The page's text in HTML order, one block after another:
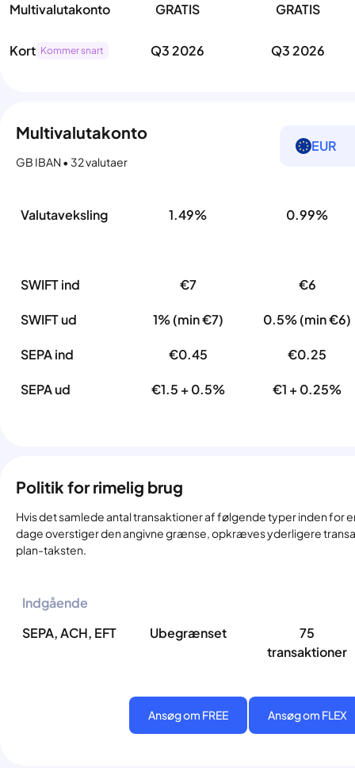
Multivalutakonto GRATIS GRATIS
Kort Kommer snart Q3 2026 Q3 2026
Multivalutakonto
GB IBAN • 32 valutaer
EUR
Valutaveksling 1.49% 0.99%
SWIFT ind €7 €6
SWIFT ud 1% (min €7) 0.5% (min €6)
SEPA ind €0.45 €0.25
SEPA ud €1.5 + 0.5% €1 + 0.25%
Politik for rimelig brug
Hvis det samlede antal transaktioner af følgende typer inden for
dage overstiger den angivne grænse, opkræves yderligere
plan-taksten.
Indgående
SEPA, ACH, EFT
Ubegrænset
75
transaktioner
Ansøg om FREE Ansøg om FLEX